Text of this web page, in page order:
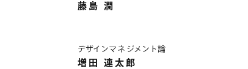
藤島 潤
デザインマネジメント論
増田 連太郎